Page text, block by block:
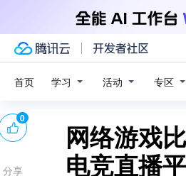
首页 学习 活动 专区
网络游戏
电竞直播
0
分享